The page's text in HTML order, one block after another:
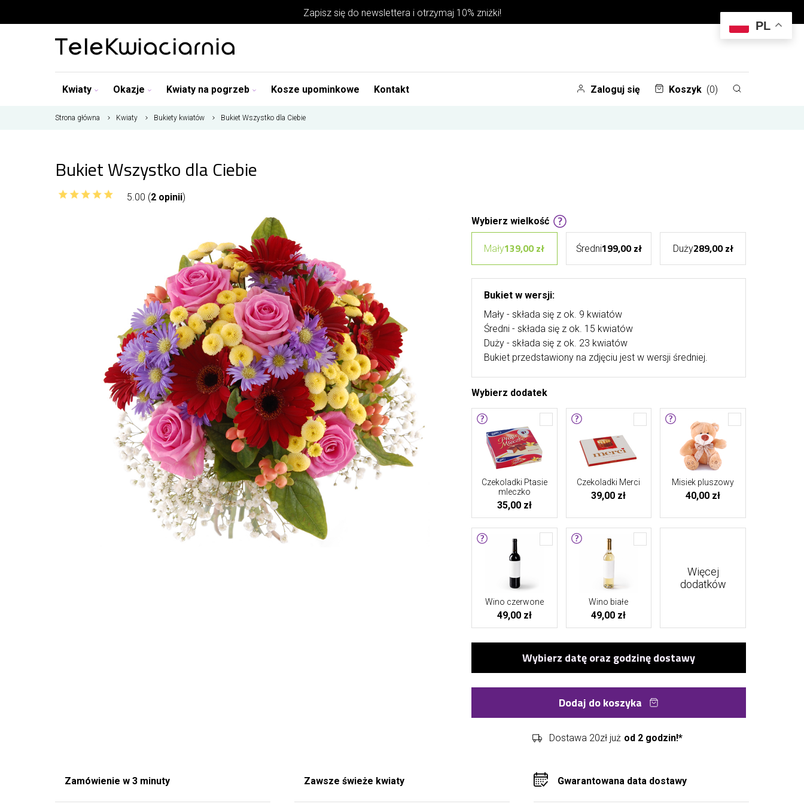
Zapisz się do newslettera i otrzymaj 10% zniżki!
Kwiaty Okazje Kwiaty na pogrzeb Kosze upominkowe Kontakt Zaloguj się Koszyk (0)
Strona główna Kwiaty Bukiety kwiatów Bukiet Wszystko dla Ciebie
Bukiet Wszystko dla Ciebie
5.00 (2 opinii)
Wybierz wielkość
Mały139,00 zł Średni199,00 zł Duży289,00 zł
Bukiet w wersji:
Mały - składa się z ok. 9 kwiatów
Średni - składa się z ok. 15 kwiatów
Duży - składa się z ok. 23 kwiatów
Bukiet przedstawiony na zdjęciu jest w wersji średniej.
Wybierz dodatek
Czekoladki Ptasie
mleczko
35,00 zł
Czekoladki Merci
39,00 zł
Misiek pluszowy
40,00 zł
Wino czerwone
49,00 zł
Wino białe
49,00 zł
Więcej
dodatków
Dodaj do koszyka
Dostawa 20zł już od 2 godzin!*
Zamówienie w 3 minuty Zawsze świeże kwiaty Gwarantowana data dostawy
PL